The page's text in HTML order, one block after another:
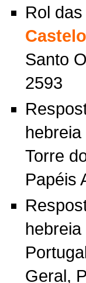
Rol
Santo
2593
Torre
Papéis
Geral,